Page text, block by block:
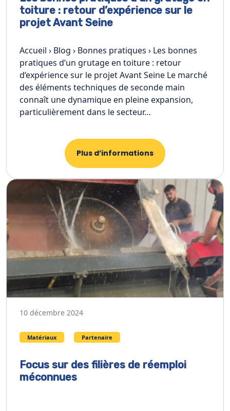
toiture : retour d’expérience sur le
projet Avant Seine
Accueil › Blog › Bonnes pratiques › Les bonnes
pratiques d’un grutage en toiture : retour
d’expérience sur le projet Avant Seine Le marché
des éléments techniques de seconde main
connaît une dynamique en pleine expansion,
particulièrement dans le secteur…
Plus d’informations
10 décembre 2024
Matériaux Partenaire
Focus sur des filières de réemploi
méconnues